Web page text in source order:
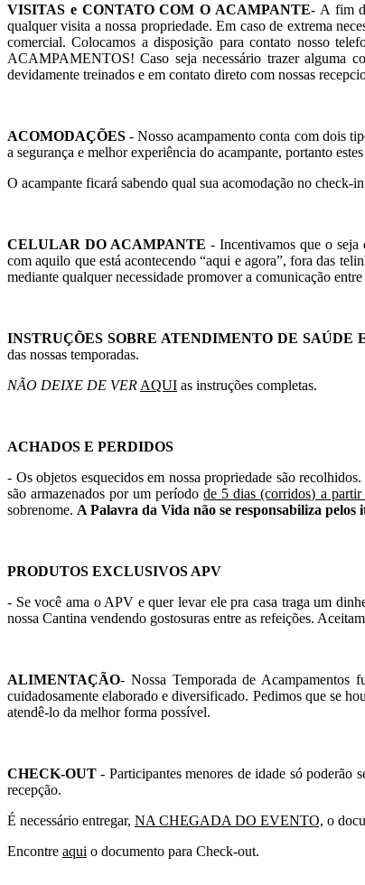
VISITAS e CONTATO COM O ACAMPANTE- A fim
qualquer visita a nossa propriedade. Em caso de extrema
comercial. Colocamos a disposição para contato nosso
ACAMPAMENTOS! Caso seja necessário trazer alguma
devidamente treinados e em contato direto com nossas
ACOMODAÇÕES - Nosso acampamento conta com dois
a segurança e melhor experiência do acampante, portanto estes
O acampante ficará sabendo qual sua acomodação no check-
CELULAR DO ACAMPANTE - Incentivamos que o seja
com aquilo que está acontecendo “aqui e agora”, fora das
mediante qualquer necessidade promover a comunicação entre
INSTRUÇÕES SOBRE ATENDIMENTO DE SAÚDE
das nossas temporadas.
NÃO DEIXE DE VER AQUI as instruções completas.
ACHADOS E PERDIDOS
- Os objetos esquecidos em nossa propriedade são
são armazenados por um períodode 5 dias (corridos) a
sobrenome. A Palavra da Vida não se responsabiliza
PRODUTOS EXCLUSIVOS APV
- Se você ama o APV e quer levar ele pra casa traga um
nossa Cantina vendendo gostosuras entre as refeições.
ALIMENTAÇÃO- Nossa Temporada de Acampamentos
cuidadosamente elaborado e diversificado. Pedimos que se
atendê-lo da melhor forma possível.
CHECK-OUT- Participantes menores de idade só poderão
recepção.
É necessário entregar, NA CHEGADA DO EVENTO, o
Encontre aqui o documento para Check-out.